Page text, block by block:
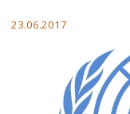
23.06.2017